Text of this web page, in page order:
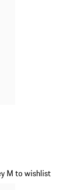
M to wishlist